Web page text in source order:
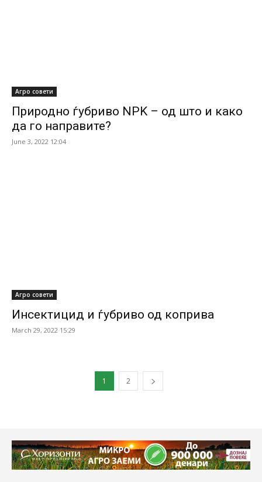
Агро совети
Природно ѓубриво NPK – од што и како
да го направите?
June 3, 2022 12:04
Агро совети
Инсектицид и ѓубриво од коприва
March 29, 2022 15:29
1 2